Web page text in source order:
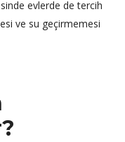
evlerde de tercih
ve su geçirmemesi